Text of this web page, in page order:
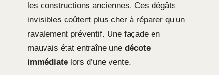
les constructions anciennes. Ces dégâts
invisibles coûtent plus cher à réparer qu’un
ravalement préventif. Une façade en
mauvais état entraîne une décote
immédiate lors d’une vente.